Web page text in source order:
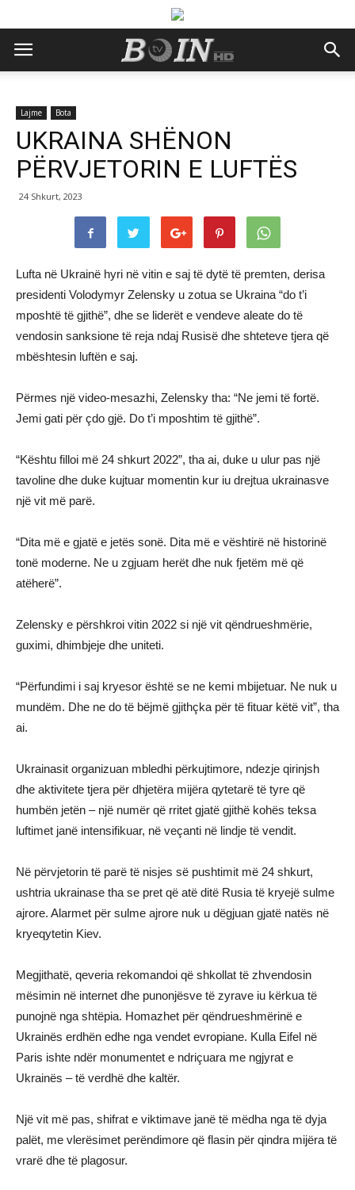
Lajme Bota
UKRAINA SHËNON
PËRVJETORIN E LUFTËS
24 Shkurt, 2023
Lufta në Ukrainë hyri në vitin e saj të dytë të premten, derisa
presidenti Volodymyr Zelensky u zotua se Ukraina “do t’i
mposhtë të gjithë”, dhe se liderët e vendeve aleate do të
vendosin sanksione të reja ndaj Rusisë dhe shteteve tjera që
mbështesin luftën e saj.
Përmes një video-mesazhi, Zelensky tha: “Ne jemi të fortë.
Jemi gati për çdo gjë. Do t’i mposhtim të gjithë”.
“Kështu filloi më 24 shkurt 2022”, tha ai, duke u ulur pas një
tavoline dhe duke kujtuar momentin kur iu drejtua ukrainasve
një vit më parë.
“Dita më e gjatë e jetës sonë. Dita më e vështirë në historinë
tonë moderne. Ne u zgjuam herët dhe nuk fjetëm më që
atëherë”.
Zelensky e përshkroi vitin 2022 si një vit qëndrueshmërie,
guximi, dhimbjeje dhe uniteti.
“Përfundimi i saj kryesor është se ne kemi mbijetuar. Ne nuk u
mundëm. Dhe ne do të bëjmë gjithçka për të fituar këtë vit”, tha
ai.
Ukrainasit organizuan mbledhi përkujtimore, ndezje qirinjsh
dhe aktivitete tjera për dhjetëra mijëra qytetarë të tyre që
humbën jetën – një numër që rritet gjatë gjithë kohës teksa
luftimet janë intensifikuar, në veçanti në lindje të vendit.
Në përvjetorin të parë të nisjes së pushtimit më 24 shkurt,
ushtria ukrainase tha se pret që atë ditë Rusia të kryejë sulme
ajrore. Alarmet për sulme ajrore nuk u dëgjuan gjatë natës në
kryeqytetin Kiev.
Megjithatë, qeveria rekomandoi që shkollat të zhvendosin
mësimin në internet dhe punonjësve të zyrave iu kërkua të
punojnë nga shtëpia. Homazhet për qëndrueshmërinë e
Ukrainës erdhën edhe nga vendet evropiane. Kulla Eifel në
Paris ishte ndër monumentet e ndriçuara me ngjyrat e
Ukrainës – të verdhë dhe kaltër.
Një vit më pas, shifrat e viktimave janë të mëdha nga të dyja
palët, me vlerësimet perëndimore që flasin për qindra mijëra të
vrarë dhe të plagosur.